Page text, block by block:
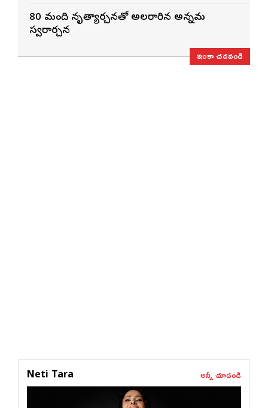
80 మంది నృత్యార్చనతో అలరారిన అన్నమ
స్వరార్చన
ఇంకా చదవండి
Neti Tara అన్నీ చూడండి